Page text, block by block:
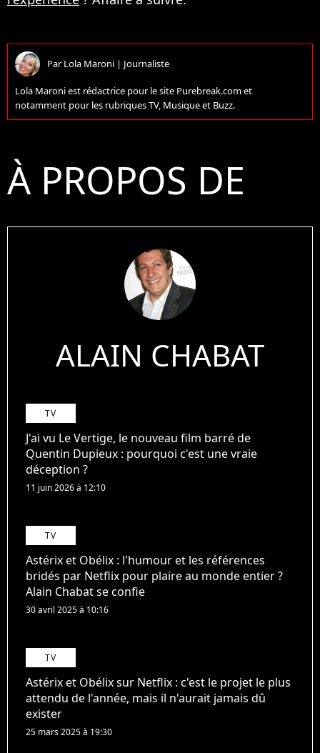
ParLola Maroni | Journaliste
Lola Maroni est rédactrice pour le site Purebreak.com et
notamment pour les rubriques TV, Musique et Buzz.
À PROPOS DE
ALAIN CHABAT
TV
J'ai vu Le Vertige, le nouveau film barré de
Quentin Dupieux : pourquoi c'est une vraie
déception ?
11 juin 2026 à 12:10
TV
Astérix et Obélix : l'humour et les références
bridés par Netflix pour plaire au monde entier ?
Alain Chabat se confie
30 avril 2025 à 10:16
TV
Astérix et Obélix sur Netflix : c'est le projet le plus
attendu de l'année, mais il n'aurait jamais dû
exister
25 mars 2025 à 19:30